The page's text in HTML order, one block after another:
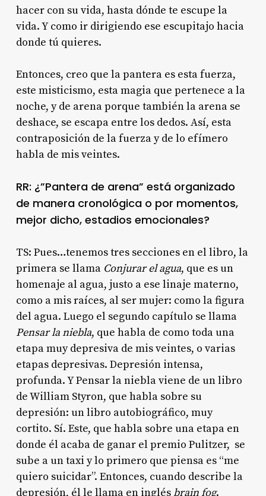
hacer con su vida, hasta dónde te escupe la
vida. Y como ir dirigiendo ese escupitajo hacia
donde tú quieres.
Entonces, creo que la pantera es esta fuerza,
este misticismo, esta magia que pertenece a la
noche, y de arena porque también la arena se
deshace, se escapa entre los dedos. Así, esta
contraposición de la fuerza y de lo efímero
habla de mis veintes.
RR: ¿”Pantera de arena” está organizado
de manera cronológica o por momentos,
mejor dicho, estadios emocionales?
TS: Pues…tenemos tres secciones en el libro, la
primera se llama Conjurar el agua, que es un
homenaje al agua, justo a ese linaje materno,
como a mis raíces, al ser mujer: como la figura
del agua. Luego el segundo capítulo se llama
Pensar la niebla, que habla de como toda una
etapa muy depresiva de mis veintes, o varias
etapas depresivas. Depresión intensa,
profunda. Y Pensar la niebla viene de un libro
de William Styron, que habla sobre su
depresión: un libro autobiográfico, muy
cortito. Sí. Este, que habla sobre una etapa en
donde él acaba de ganar el premio Pulitzer, se
sube a un taxi y lo primero que piensa es “me
quiero suicidar”. Entonces, cuando describe la
depresión, él le llama en inglésbrain fog.